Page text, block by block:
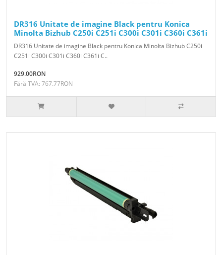
DR316 Unitate de imagine Black pentru Konica
Minolta Bizhub C250i C251i C300i C301i C360i C361i
DR316 Unitate de imagine Black pentru Konica Minolta Bizhub C250i
C251i C300i C301i C360i C361i C..
929.00RON
Fără TVA: 767.77RON